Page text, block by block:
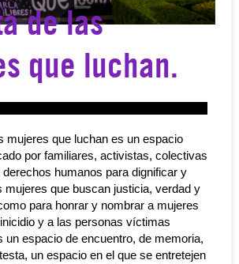
de las
que luchan.
mujeres que luchan es un espacio
por familiares, activistas, colectivas
humanos para dignificar y
mujeres que buscan justicia, verdad y
para honrar y nombrar a mujeres
y a las personas víctimas
un espacio de encuentro, de memoria,
un espacio en el que se entretejen